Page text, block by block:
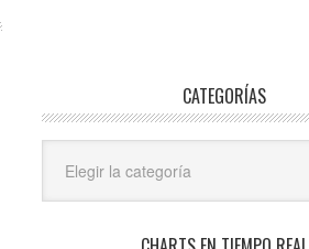
CATEGORÍAS